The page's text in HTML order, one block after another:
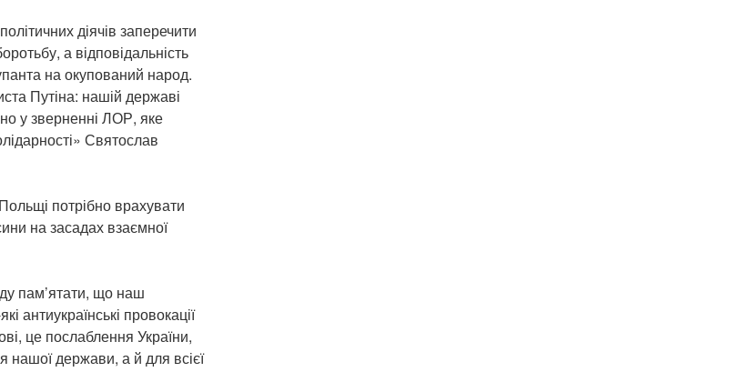
діячів заперечити
а відповідальність
на окупований народ.
Путіна: нашій державі
у зверненні ЛОР, яке
Святослав
потрібно врахувати
на засадах взаємної
пам’ятати, що наш
антиукраїнські провокації
це послаблення України,
нашої держави, а й для всієї